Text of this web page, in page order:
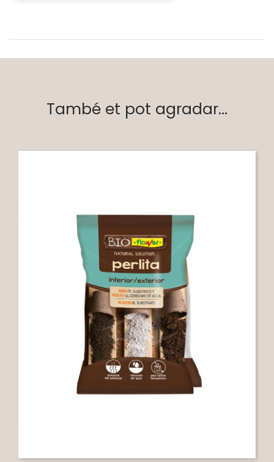
També et pot agradar...